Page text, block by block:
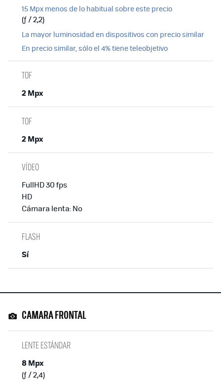
15 Mpx menos de lo habitual sobre este precio
(ƒ / 2,2)
La mayor luminosidad en dispositivos con precio similar
En precio similar, sólo el 4% tiene teleobjetivo
TOF
2 Mpx
TOF
2 Mpx
VÍDEO
FullHD 30 fps
HD
Cámara lenta: No
FLASH
Sí
CAMARA FRONTAL
LENTE ESTÁNDAR
8 Mpx
(ƒ / 2,4)